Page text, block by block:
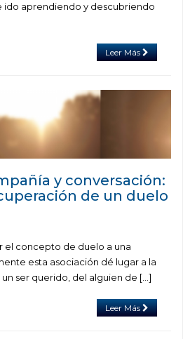
ido aprendiendo y descubriendo
Leer Más
y conversación:
de un duelo
el concepto de duelo a una
esta asociación dé lugar a la
ser querido, del alguien de […]
Leer Más